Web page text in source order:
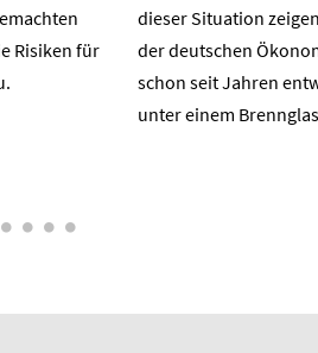
Risiken für
dieser Situation
der deutschen
schon seit Jahren
unter einem